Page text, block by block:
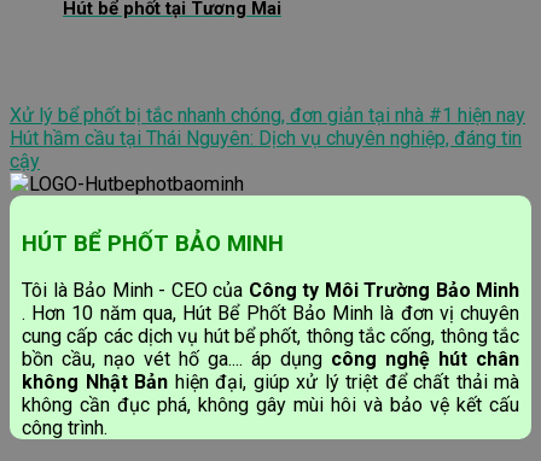
Hút bể phốt tại Tương Mai
Xử lý bể phốt bị tắc nhanh chóng, đơn giản tại nhà #1 hiện nay
Hút hầm cầu tại Thái Nguyên: Dịch vụ chuyên nghiệp, đáng tin
cậy
HÚT BỂ PHỐT BẢO MINH
Tôi là Bảo Minh - CEO của Công ty Môi Trường Bảo Minh
. Hơn 10 năm qua, Hút Bể Phốt Bảo Minh là đơn vị chuyên
cung cấp các dịch vụ hút bể phốt, thông tắc cống, thông tắc
bồn cầu, nạo vét hố ga.... áp dụng công nghệ hút chân
không Nhật Bản hiện đại, giúp xử lý triệt để chất thải mà
không cần đục phá, không gây mùi hôi và bảo vệ kết cấu
công trình.